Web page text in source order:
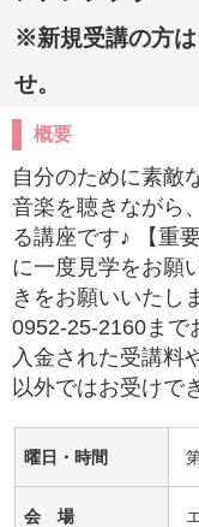
※新規受講の方は
せ。
概要
自分のために素敵
音楽を聴きながら
る講座です♪ 【重
に一度見学をお願
きをお願いいたし
0952-25-2160まで
入金された受講料
以外ではお受けで
曜日・時間
会 場